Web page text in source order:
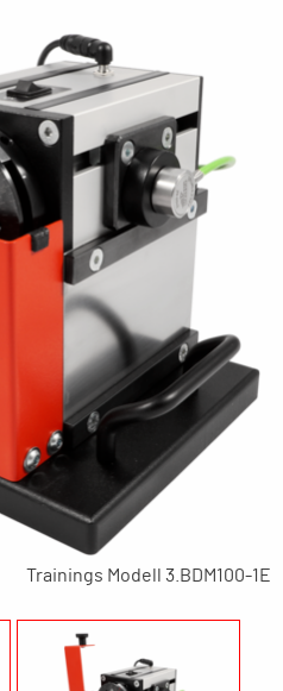
Trainings Modell 3.BDM100-1E